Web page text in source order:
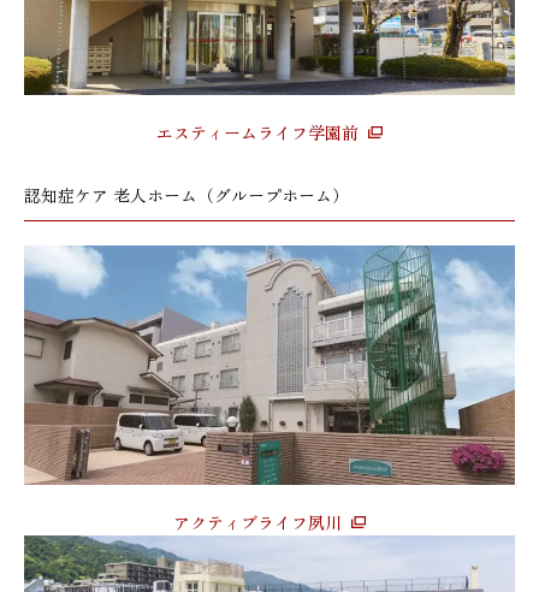
エスティームライフ学園前
認知症ケア 老人ホーム（グループホーム）
アクティブライフ夙川